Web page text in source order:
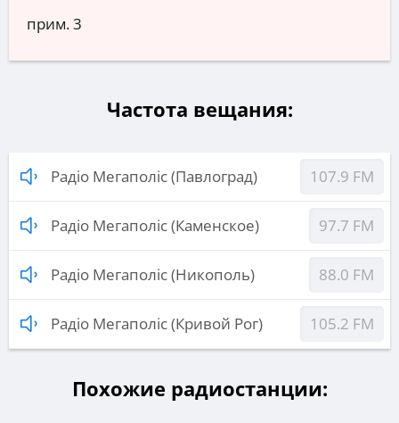
прим. 3
Частота вещания:
Радіо Мегаполіс (Павлоград) 107.9 FM
Радіо Мегаполіс (Каменское) 97.7 FM
Радіо Мегаполіс (Никополь) 88.0 FM
Радіо Мегаполіс (Кривой Рог) 105.2 FM
Похожие радиостанции: